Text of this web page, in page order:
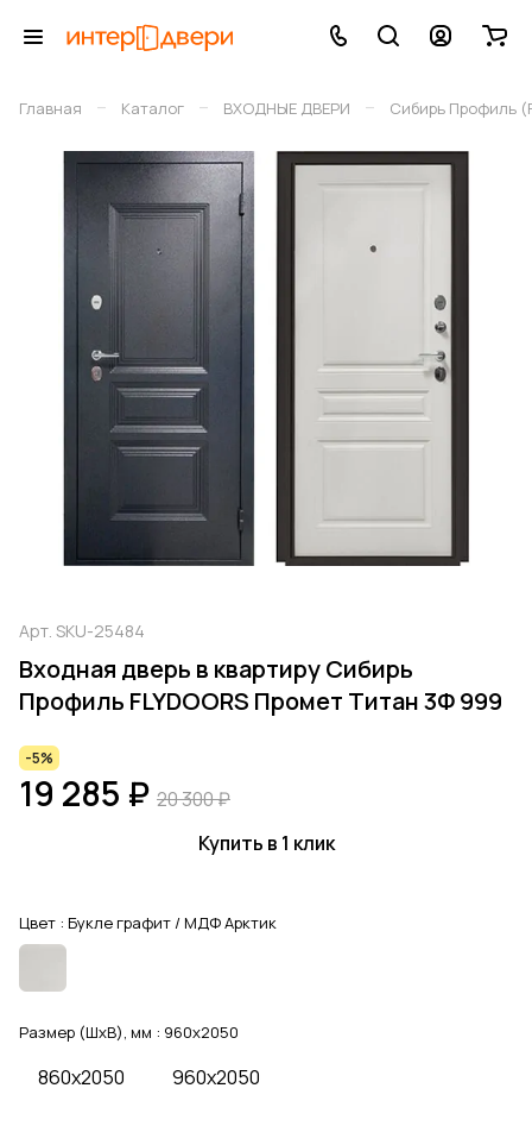
Главная – Каталог – ВХОДНЫЕ ДВЕРИ – Сибирь Профиль
Арт. SKU-25484
Входная дверь в квартиру Сибирь
Профиль FLYDOORS Промет Титан 3Ф 999
-5%
19 285 ₽ 20 300 ₽
Купить в 1 клик
Цвет : Букле графит / МДФ Арктик
Размер (ШхВ), мм : 960x2050
860x2050 960x2050